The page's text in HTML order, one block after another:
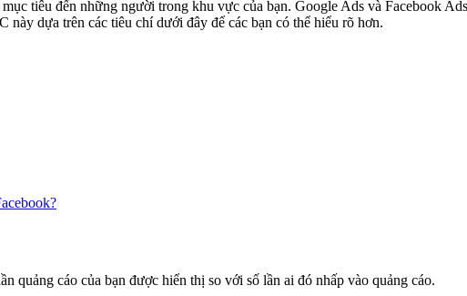
tiêu đến những người trong khu vực của bạn. Google Ads và Facebook
này dựa trên các tiêu chí dưới đây để các bạn có thể hiểu rõ hơn.
quảng cáo của bạn được hiển thị so với số lần ai đó nhấp vào quảng cáo.